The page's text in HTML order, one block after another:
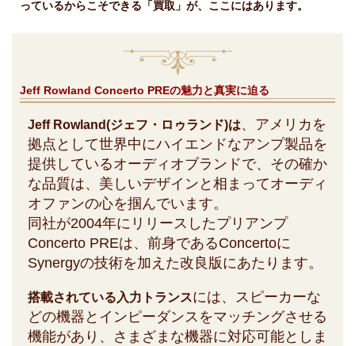
っているからこそできる「買取」が、ここにはあります。
Jeff Rowland Concerto PREの魅力と真実に迫る
Jeff Rowland(ジェフ・ロゥランド)は、アメリカを
拠点として世界中にハイエンドなアンプ製品を
提供しているオーディオブランドで、その確か
な品質は、美しいデザインと相まってオーディ
オファンの心を掴んでいます。
同社が2004年にリリースしたプリアンプ
Concerto PREは、前身であるConcertoに
Synergyの技術を加えた改良版にあたります。
搭載されている入力トランスには、スピーカーな
どの機器とインピーダンスをマッチングさせる
機能があり、さまざまな機器に対応可能としま